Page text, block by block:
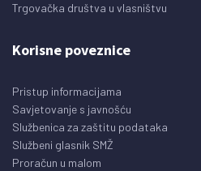
Trgovačka društva u vlasništvu
Korisne poveznice
Pristup informacijama
Savjetovanje s javnošću
Službenica za zaštitu podataka
Službeni glasnik SMŽ
Proračun u malom